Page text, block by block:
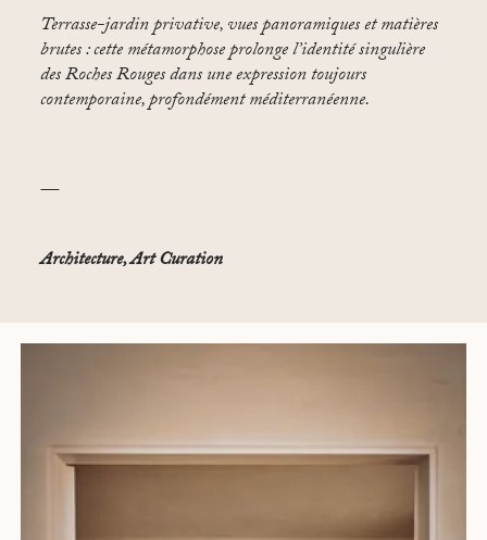
Terrasse-jardin privative, vues panoramiques et matières
brutes : cette métamorphose prolonge l’identité singulière
des Roches Rouges dans une expression toujours
contemporaine, profondément méditerranéenne.
—
Architecture, Art Curation